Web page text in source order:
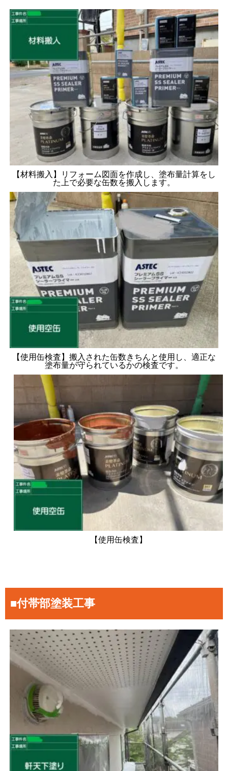
【材料搬入】リフォーム図面を作成し、塗布量計算をし
た上で必要な缶数を搬入します。
【使用缶検査】搬入された缶数きちんと使用し、適正な
塗布量が守られているかの検査です。
【使用缶検査】
■付帯部塗装工事